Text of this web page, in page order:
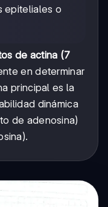
epiteliales o
de actina (7
en determinar
principal es la
dinámica
de adenosina)